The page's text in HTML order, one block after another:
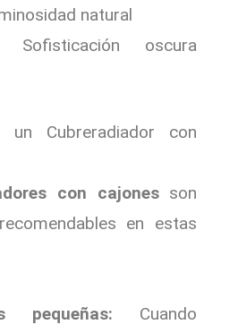
natural
Sofisticación oscura
un Cubreradiador con
con cajonesson
en estas
pequeñas: Cuando